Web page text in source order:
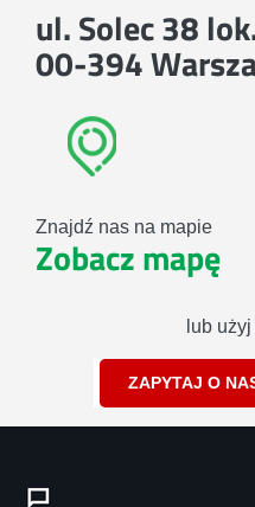
ul. Solec 38
00-394
Znajdź nas na mapie
Zobacz mapę
lub
ZAPYTAJ O